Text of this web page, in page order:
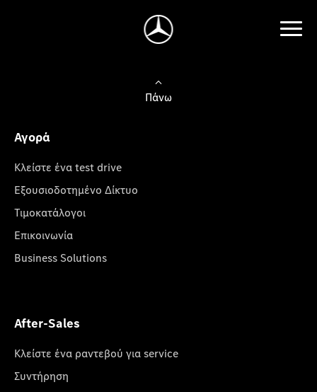
Πάνω
Αγορά
Κλείστε ένα test drive
Εξουσιοδοτημένο Δίκτυο
Τιμοκατάλογοι
Επικοινωνία
Business Solutions
After-Sales
Κλείστε ένα ραντεβού για service
Συντήρηση